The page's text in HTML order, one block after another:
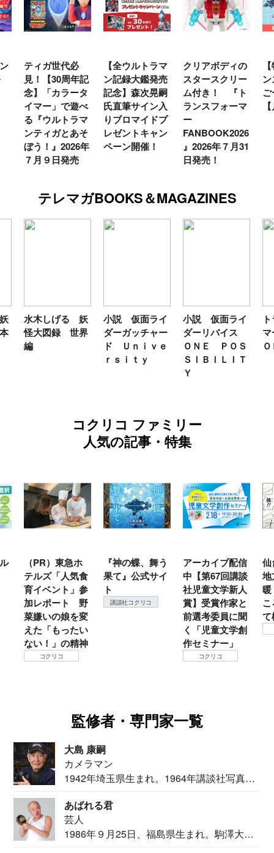
ティガ世代必
見！【30周年記
念】「カラータ
イマー」で遊べ
る『ウルトラマ
ンティガとあそ
ぼう！』2026年
７月９日発売
【全ウルトラマ
ン記録大鑑発売
記念】森次晃嗣
氏直筆サイン入
りブロマイドプ
レゼントキャン
ペーン開催！
クリアボディの
スタースクリー
ム付き！ 『ト
ランスフォーマ
ー
FANBOOK2026
』2026年７月31
日発売！
テレマガBOOKS＆MAGAZINES
水木しげる 妖
怪大図録 世界
編
小説 仮面ライ
ダーガッチャー
ド Ｕｎｉｖｅ
ｒｓｉｔｙ
小説 仮面ライ
ダーリバイス
ＯＮＥ ＰＯＳ
ＳＩＢＩＬＩＴ
Ｙ
コクリコ ファミリー
人気の記事・特集
（PR）東急ホ
テルズ「人気食
育イベント」参
加レポート 野
菜嫌いの娘を変
えた「もったい
ない！」の精神
コクリコ
『神の蝶、舞う
果て』公式サイ
ト
講談社コクリコ
アーカイブ配信
中【第67回講談
社児童文学新人
賞】受賞作家と
前選考委員に聞
く「児童文学創
作セミナー」
コクリコ
仙
地
て
監修者・専門家一覧
大島 康嗣
カメラマン
1942年埼玉県生まれ。1964年講談社写真部
あばれる君
芸人
1986年９月25日、福島県生まれ。駒澤大学